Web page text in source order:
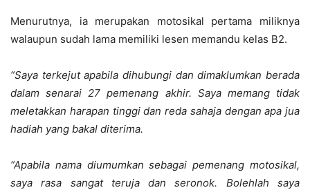
Menurutnya, ia merupakan motosikal pertama miliknya
walaupun sudah lama memiliki lesen memandu kelas B2.
“Saya terkejut apabila dihubungi dan dimaklumkan berada
dalam senarai 27 pemenang akhir. Saya memang tidak
meletakkan harapan tinggi dan reda sahaja dengan apa jua
hadiah yang bakal diterima.
“Apabila nama diumumkan sebagai pemenang motosikal,
saya rasa sangat teruja dan seronok. Bolehlah saya